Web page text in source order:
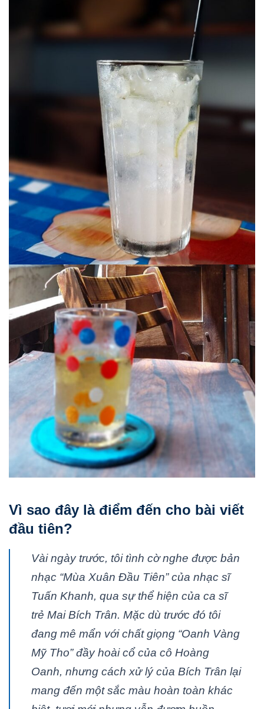
Vì sao đây là điểm đến cho bài viết
đầu tiên?
Vài ngày trước, tôi tình cờ nghe được bản
nhạc “Mùa Xuân Đầu Tiên” của nhạc sĩ
Tuấn Khanh, qua sự thể hiện của ca sĩ
trẻ Mai Bích Trân. Mặc dù trước đó tôi
đang mê mẩn với chất giọng “Oanh Vàng
Mỹ Tho” đầy hoài cổ của cô Hoàng
Oanh, nhưng cách xử lý của Bích Trân lại
mang đến một sắc màu hoàn toàn khác